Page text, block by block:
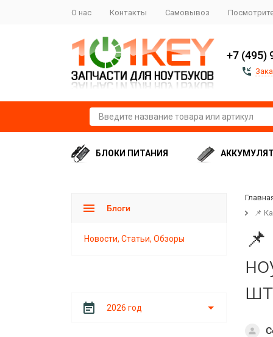
О нас Контакты Самовывоз
+7 (495)
БЛОКИ ПИТАНИЯ
📌
Блоги
Новости, Статьи, Обзоры
2026 год